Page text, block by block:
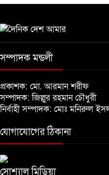
সম্পাদক মন্ডলী
প্রকাশক: মো. আরমান শরীফ
সম্পাদক: জিল্লুর রহমান চৌধুরী
নির্বাহী সম্পাদক: মোঃ মনিরুল
যোগাযোগের ঠিকানা
সোশ্যাল মিডিয়া